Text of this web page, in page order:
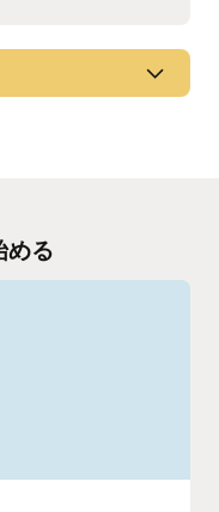
て、結果とその確
性を考慮しなが
教育向け管理ソリュ
る